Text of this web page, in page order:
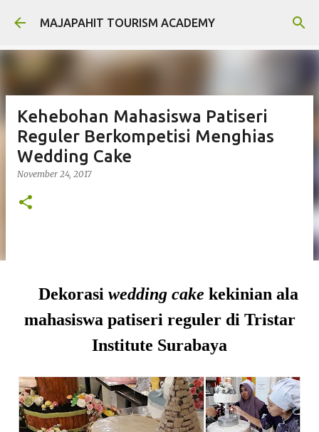
Langsung ke konten utama
MAJAPAHIT TOURISM ACADEMY
Kehebohan Mahasiswa Patiseri
Reguler Berkompetisi Menghias
Wedding Cake
November 24, 2017
Dekorasi wedding cake kekinian ala
mahasiswa patiseri reguler di Tristar
Institute Surabaya